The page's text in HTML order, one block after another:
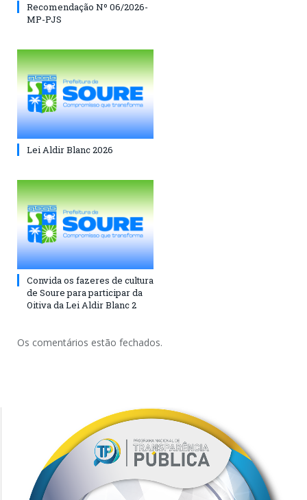
Recomendação Nº 06/2026-
MP-PJS
Lei Aldir Blanc 2026
Convida os fazeres de cultura
de Soure para participar da
Oitiva da Lei Aldir Blanc 2
Os comentários estão fechados.